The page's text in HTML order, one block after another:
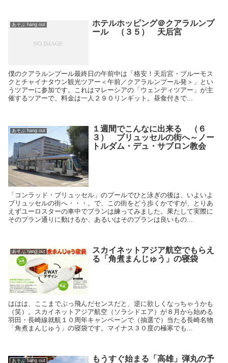
あそぶ hang out
ホテルホッピング＠クアラルンプ
ール （３５） 天后宮
僕のクアラルンプール最終日の午前中は「格安！天后宮・ブルーモス
クとチャイナタウン観光ツアー＜午前／クアラルンプール発＞」とい
うツアーに参加です。これはマレーシアの「ウェンディツアー」が主
催するツアーで、料金は一人２９０リンギット。昼食付きで...
あそぶ hang out
１週間でこんなに出来る （６
３） ブリュッセルの街へ～ノー
トルダム・デュ・サブロン教会
「コンラッド・ブリュッセル」のプールでひと泳ぎの後は、いよいよ
ブリュッセルの街へ・・・。で、この街をどう歩くかですが、とりあ
えずユーロスターの車中でプランは練ってみました。果たして実際に
そのプラン通りに動けるか、あるいはそのプランは良いもの...
あそぶ hang out
スカイネットアジア航空でもらえ
る「角煮まんじゅう」の寝袋
ははは、ここまでぶっ飛んだセンスだと、逆に欲しくなっちゃうかも
（笑）。スカイネットアジア航空（ソラシドエア）が８月から始める
羽田・長崎線就航１０周年キャンペーンで（抽選で）当たる長崎名物
「角煮まんじゅう」の寝袋です。マイナス３０度の極寒でも...
あそぶ hang out
もうすぐ始まる「高雄」弾丸の予